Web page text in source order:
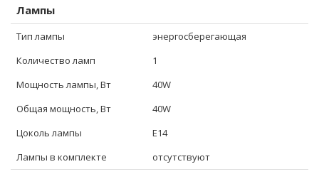
Лампы
Тип лампы
энергосберегающая
Количество ламп
1
Мощность лампы, Вт
40W
Общая мощность, Вт
40W
Цоколь лампы
E14
Лампы в комплекте
отсутствуют